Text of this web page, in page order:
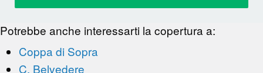
Potrebbe anche interessarti la copertura a:
Coppa di Sopra
C. Belvedere